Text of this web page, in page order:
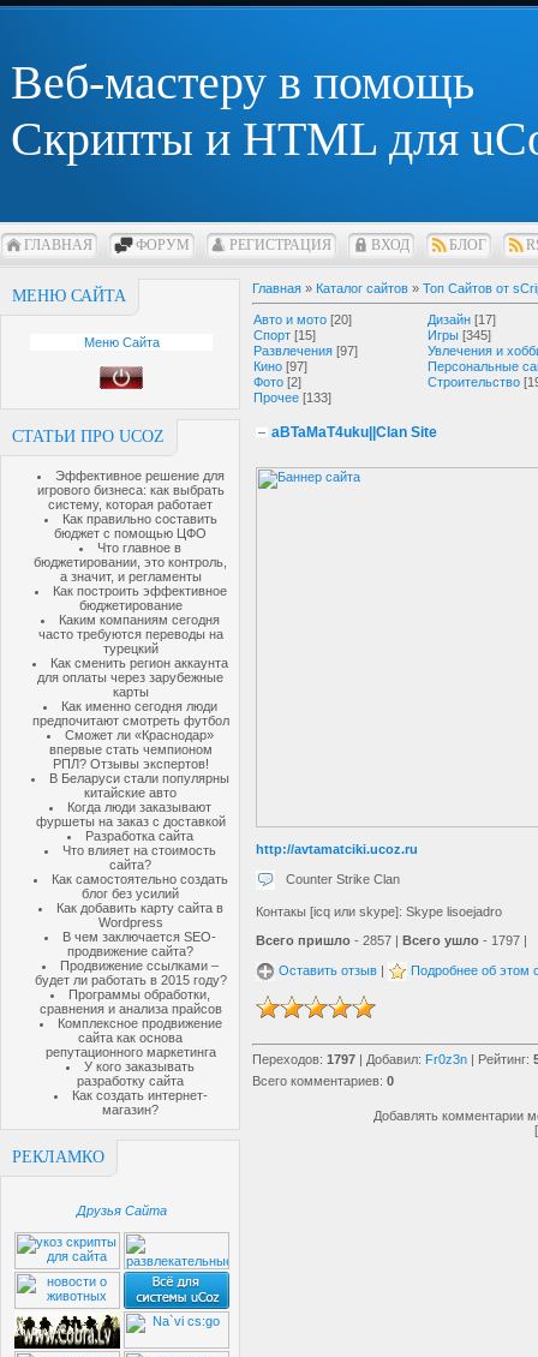
Веб-мастеру в помощь
Скрипты и HTML для
ГЛАВНАЯ ФОРУМ РЕГИСТРАЦИЯ ВХОД БЛОГ
МЕНЮ САЙТА
Меню Сайта
СТАТЬИ ПРО UCOZ
Эффективное решение для
игрового бизнеса: как выбрать
систему, которая работает
Как правильно составить
бюджет с помощью ЦФО
Что главное в
бюджетировании, это контроль,
а значит, и регламенты
Как построить эффективное
бюджетирование
Каким компаниям сегодня
часто требуются переводы на
турецкий
Как сменить регион аккаунта
для оплаты через зарубежные
карты
Как именно сегодня люди
предпочитают смотреть футбол
Сможет ли «Краснодар»
впервые стать чемпионом
РПЛ? Отзывы экспертов!
В Беларуси стали популярны
китайские авто
Когда люди заказывают
фуршеты на заказ с доставкой
Разработка сайта
Что влияет на стоимость
сайта?
Как самостоятельно создать
блог без усилий
Как добавить карту сайта в
Wordpress
В чем заключается SEO-
продвижение сайта?
Продвижение ссылками –
будет ли работать в 2015 году?
Программы обработки,
сравнения и анализа прайсов
Комплексное продвижение
сайта как основа
репутационного маркетинга
У кого заказывать
разработку сайта
Как создать интернет-
магазин?
РЕКЛАМКО
Друзья Сайта
Главная » Каталог сайтов » Топ Сайтов от
Авто и мото [20] Дизайн [17]
Спорт [15] Игры [345]
Развлечения [97]
Увлечения и
Кино [97]
Персональные
Фото [2] Строительство
Прочее [133]
aBTaMaT4uku||Clan Site
http://avtamatciki.ucoz.ru
Counter Strike Clan
Контакы [icq или skype]: Skype lisoejadro
Всего пришло - 2857 | Всего ушло - 1797 |
Оставить отзыв | Подробнее об этом
Переходов: 1797 | Добавил: Fr0z3n | Рейтинг:
Всего комментариев: 0
Добавлять комментарии